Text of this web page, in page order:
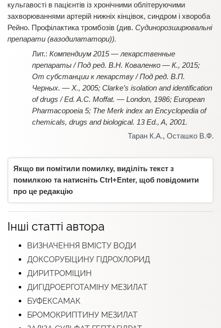
кульгавості в пацієнтів із хронічними облітеруючими
захворюваннями артерій нижніх кінцівок, синдром і хвороба
Рейно. Профілактика тромбозів (див. Судинорозширювальні
препарати (вазодилататори)).
Компендиум 2015 — лекарственные
препараты / Под ред. В.Н. Коваленко — К., 2015;
От субстанции к лекарству / Под ред. В.П.
Черных. — Х., 2005; Clarke’s isolation and identification
of drugs / Ed. A.C. Moffat. — London, 1986; European
Pharmacopoeia 5; The Merk index an Encyclopedia of
chemicals, drugs and biological. 13 Ed., A, 2001.
Таран К.А., Осташко В.Ф.
Якщо ви помітили помилку, виділіть текст з
помилкою та натисніть Ctrl+Enter, щоб повідомити
про це редакцію
Інші статті автора
ВИЗНАЧЕННЯ ВМІСТУ ВОДИ
ДОКСОРУБІЦИНУ ГІДРОХЛОРИД
ДИРИТРОМІЦИН
ДИГІДРОЕРГОТАМІНУ МЕЗИЛАТ
БУФЕКСАМАК
БРОМОКРИПТИНУ МЕЗИЛАТ